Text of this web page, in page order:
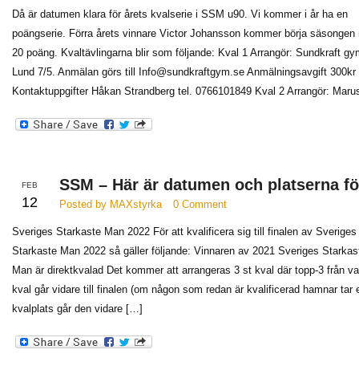
Då är datumen klara för årets kvalserie i SSM u90. Vi kommer i år ha en
poängserie. Förra årets vinnare Victor Johansson kommer börja säsongen
20 poäng. Kvaltävlingarna blir som följande: Kval 1 Arrangör: Sundkraft
Lund 7/5. Anmälan görs till Info@sundkraftgym.se Anmälningsavgift 300kr
Kontaktuppgifter Håkan Strandberg tel. 0766101849 Kval 2 Arrangör:
FEB
12
SSM – Här är datumen och platserna
Posted by MAXstyrka 0 Comment
Sveriges Starkaste Man 2022 För att kvalificera sig till finalen av Sveriges
Starkaste Man 2022 så gäller följande: Vinnaren av 2021 Sveriges
Man är direktkvalad Det kommer att arrangeras 3 st kval där topp-3 från
kval går vidare till finalen (om någon som redan är kvalificerad hamnar tar
kvalplats går den vidare […]